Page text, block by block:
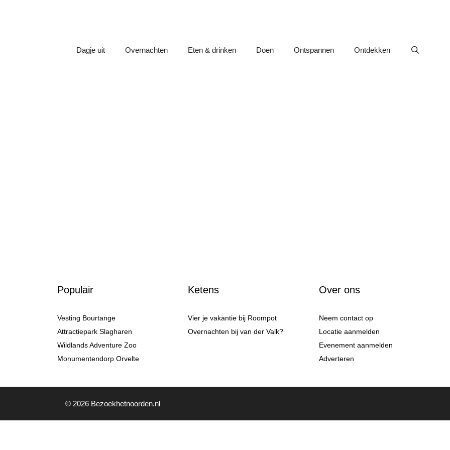
Dagje uit Overnachten Eten & drinken Doen Ontspannen Ontdekken
Populair
Vesting Bourtange
Attractiepark Slagharen
Wildlands Adventure Zoo
Monumentendorp Orvelte
Ketens
Vier je vakantie bij Roompot
Overnachten bij van der Valk?
Over ons
Neem contact op
Locatie aanmelden
Evenement aanmelden
Adverteren
© 2026 Bezoekhetnoorden.nl